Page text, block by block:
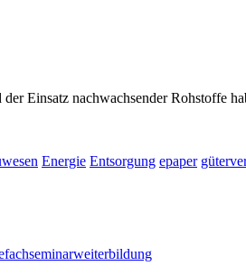
Einsatz nachwachsender Rohstoffe
Energie Entsorgung epaper
seminarweiterbildung